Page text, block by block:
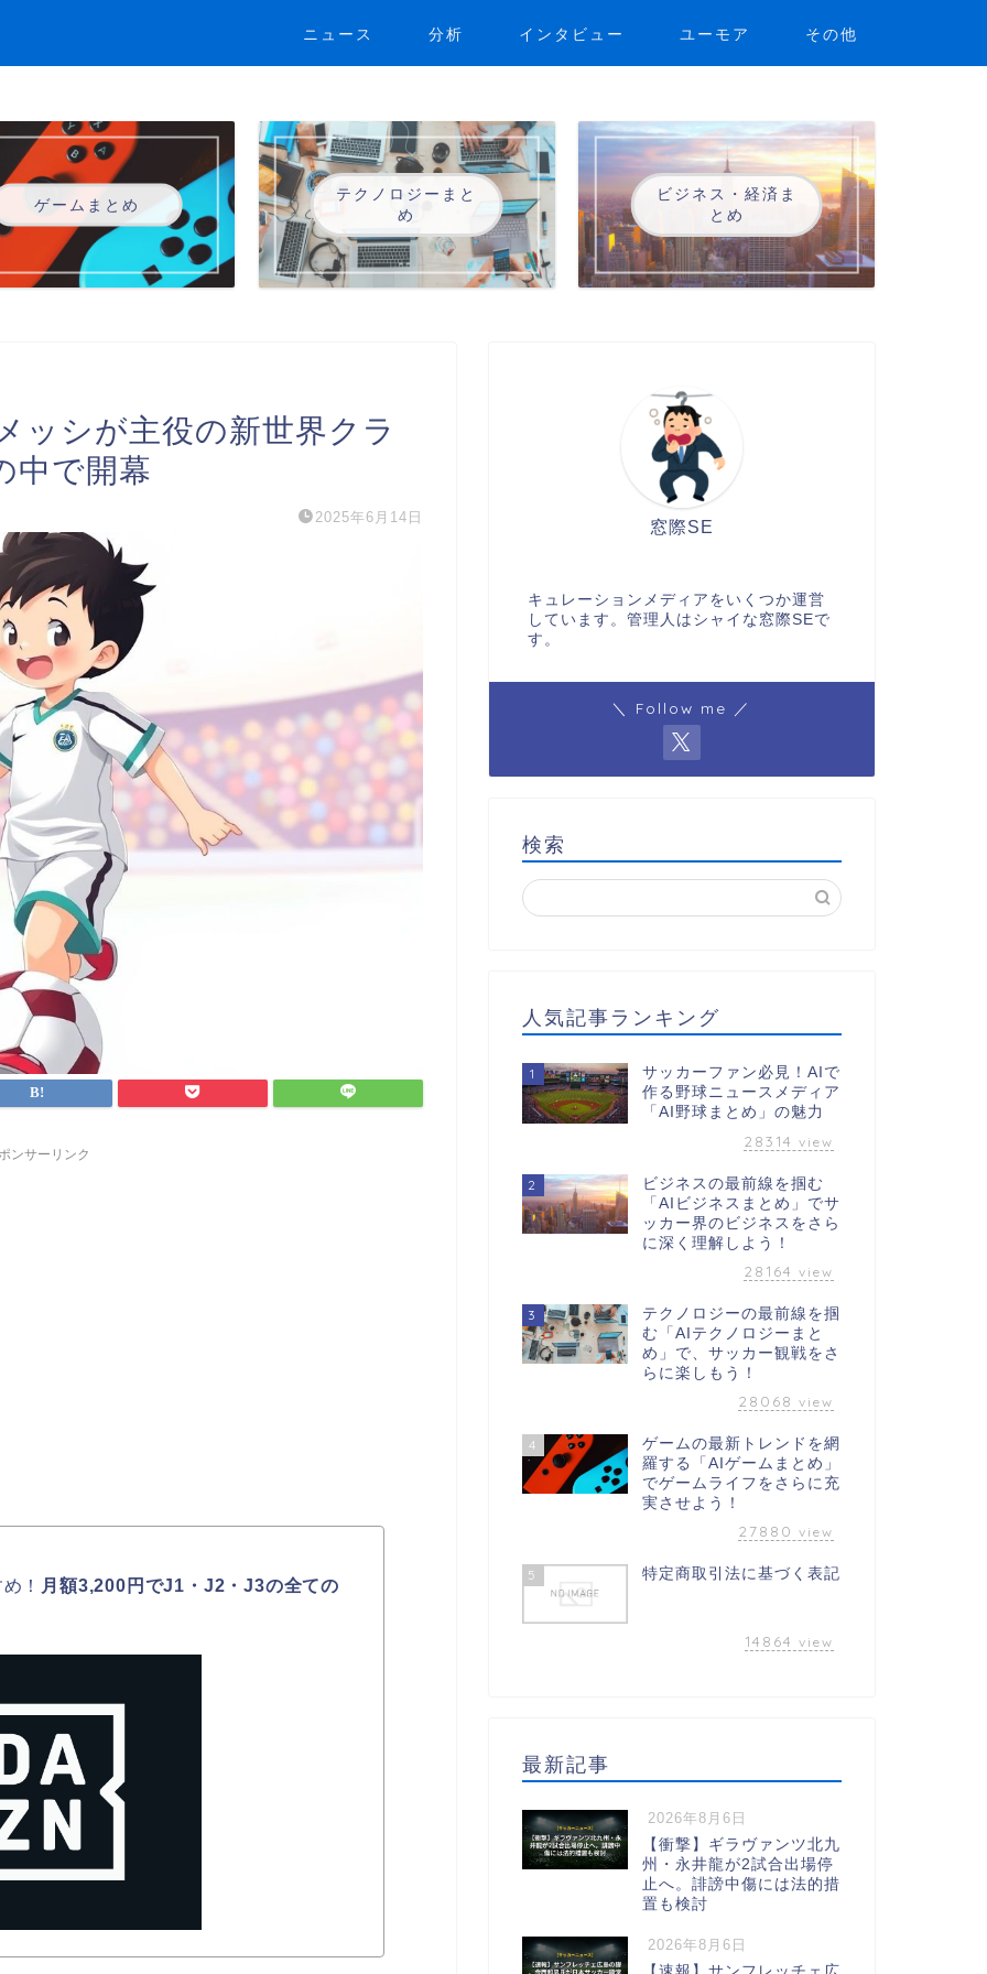
ニュース 分析 インタビュー ユーモア その他
ゲームまとめ
テクノロジーまと
め
ビジネス・経済ま
とめ
ッシが主役の新世界クラ
中で開幕
2025年6月14日
ンサーリンク
！ 月額3,200円でJ1・J2・J3の全ての
窓際SE
キュレーションメディアをいくつか運営
しています。管理人はシャイな窓際SEで
す。
＼ Follow me ／
検索
人気記事ランキング
1
サッカーファン必見！AIで
作る野球ニュースメディア
「AI野球まとめ」の魅力
28314 view
2
ビジネスの最前線を掴む
「AIビジネスまとめ」でサ
ッカー界のビジネスをさら
に深く理解しよう！
28164 view
3
テクノロジーの最前線を掴
む「AIテクノロジーまと
め」で、サッカー観戦をさ
らに楽しもう！
28068 view
4
ゲームの最新トレンドを網
羅する「AIゲームまとめ」
でゲームライフをさらに充
実させよう！
27880 view
5 特定商取引法に基づく表記
14864 view
最新記事
2026年8月6日
【衝撃】ギラヴァンツ北九
州・永井龍が2試合出場停
止へ。誹謗中傷には法的措
置も検討
2026年8月6日